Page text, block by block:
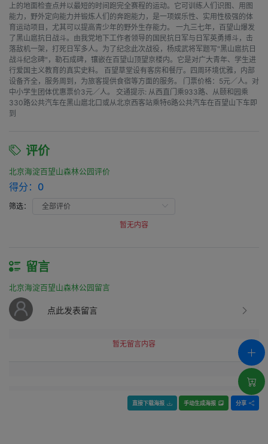
上的地面检查点并以最短的时间跑完全赛程的运动。它可训练人们识图、用图
能力，野外定向能力并锻炼人们的奔跑能力，是一项娱乐性、实用性极强的体
育运动项目，尤其可以提高青少年的野外生存能力。 一九三七年，百望山爆发
了黑山扈抗日战斗。由我党地下工作者领导的国民抗日军与日军英勇搏斗，击
落敌机一架，打死日军多人。为了纪念此次战役，杨成武将军题写"黑山扈抗日
战斗纪念碑"，勒石成碑，镶嵌在百望山顶望京楼内。它是对广大青年、学生进
行爱国主义教育的真实史料。 百望草堂设有客房和餐厅。四周环境优雅，内部
设备齐全，服务周到，为旅客提供食宿等方面的服务。 门票价格：5元／人。对
中小学生团体优惠票价3元／人。 交通提示: 从西直门乘933路、从颐和园乘
330路公共汽车在黑山扈北口或从北京西客站乘特6路公共汽车在百望山下车即
到
评价
北京海淀百望山森林公园评价
得分： 0
筛选：
暂无内容
留言
北京海淀百望山森林公园留言
点此发表留言
暂无留言内容
直接下载海报 手动生成海报 分享